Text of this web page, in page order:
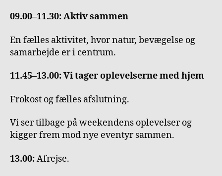
09.00–11.30: Aktiv sammen
En fælles aktivitet, hvor natur, bevægelse og
samarbejde er i centrum.
11.45–13.00: Vi tager oplevelserne med hjem
Frokost og fælles afslutning.
Vi ser tilbage på weekendens oplevelser og
kigger frem mod nye eventyr sammen.
13.00:Afrejse.